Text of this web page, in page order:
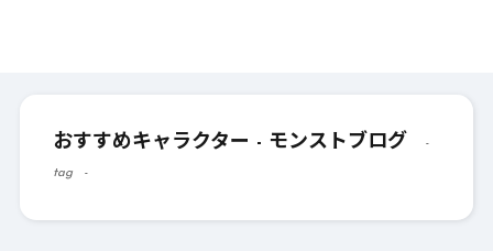
おすすめキャラクター - モンストブログ
tag